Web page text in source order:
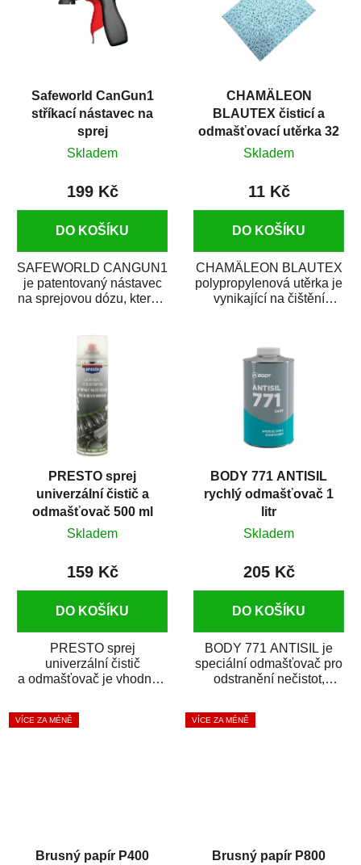
Safeworld CanGun1
stříkací nástavec na
sprej
Skladem
199 Kč
DO KOŠÍKU
SAFEWORLD CANGUN1
je patentovaný nástavec
na sprejovou dózu, který ji
CHAMÄLEON
BLAUTEX čisticí a
odmašťovací utěrka 32
x 40 cm
Skladem
11 Kč
DO KOŠÍKU
CHAMÄLEON BLAUTEX
polypropylenová utěrka je
vynikající na čištění
PRESTO sprej
univerzální čistič a
odmašťovač 500 ml
Skladem
159 Kč
DO KOŠÍKU
PRESTO sprej
univerzální čistič
a odmašťovač je vhodný k
kovových a plastových...
BODY 771 ANTISIL
rychlý odmašťovač 1
litr
Skladem
205 Kč
DO KOŠÍKU
BODY 771 ANTISIL je
speciální odmašťovač pro
odstranění nečistot,
povrchů před jejich...
VÍCE ZA MÉNĚ
Brusný papír P400
VÍCE ZA MÉNĚ
Brusný papír P800